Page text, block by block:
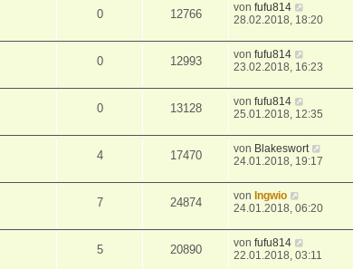
0 12766 vonfufu814
28.02.2018, 18:20
0 12993 vonfufu814
23.02.2018, 16:23
0 13128 vonfufu814
25.01.2018, 12:35
4 17470 von Blakeswort
24.01.2018, 19:17
7 24874 von Ingwio
24.01.2018, 06:20
5 20890 vonfufu814
22.01.2018, 03:11